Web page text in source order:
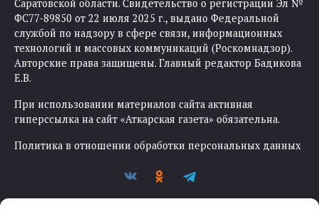
Саратовской области. Свидетельство о регистрации Эл №
ФС77-89850 от 22 июля 2025 г., выдано Федеральной
службой по надзору в сфере связи, информационных
технологий и массовых коммуникаций (Роскомнадзор).
Авторские права защищены. Главный редактор Бадикова
Е.В.
При использовании материалов сайта активная
гиперссылка на сайт «Аткарская газета» обязательна.
Политика в отношении обработки персональных данных